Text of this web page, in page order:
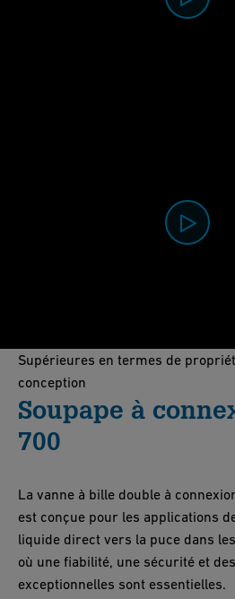
Supérieures en termes de
conception
Soupape à
700
La vanne à bille double à
est conçue pour les applications
liquide direct vers la puce dans
où une fiabilité, une sécurité et
exceptionnelles sont essentielles.